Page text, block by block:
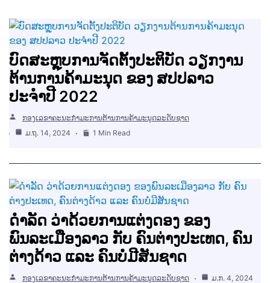
ບົດສະຫຼຸບການຈັດຕັ້ງປະຕິບັດ ວຽກງານ
ຕ້ານການຄ້າມະນຸດ ຂອງ ສປປລາວ
ປະຈຳປີ 2022
ກອງເລຂາຄະນະກຳມະການຕ້ານການຄ້າມະນຸດລະດັບຊາດ
ມ.ຖ. 14, 2024
1 Min Read
ດຳລັດ ວ່າດ້ວຍການແຕ່ງດອງ ຂອງ
ພົນລະເມືອງລາວ ກັບ ຄົນຕ່າງປະເທດ, ຄົນ
ຕ່າງດ້າວ ແລະ ຄົນບໍ່ມີສັນຊາດ
ກອງເລຂາຄະນະກຳມະການຕ້ານການຄ້າມະນຸດລະດັບຊາດ
ມ.ກ. 4, 2024